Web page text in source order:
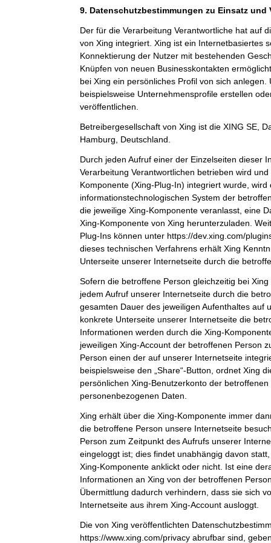
9. Datenschutzbestimmungen zu Einsatz und
Der für die Verarbeitung Verantwortliche hat auf
von Xing integriert. Xing ist ein Internetbasiertes
Konnektierung der Nutzer mit bestehenden
Knüpfen von neuen Businesskontakten
bei Xing ein persönliches Profil von sich anlegen.
beispielsweise Unternehmensprofile erstellen
veröffentlichen.
Betreibergesellschaft von Xing ist die XING SE,
Hamburg, Deutschland.
Durch jeden Aufruf einer der Einzelseiten dieser
Verarbeitung Verantwortlichen betrieben wird
Komponente (Xing-Plug-In) integriert wurde,
informationstechnologischen System der
die jeweilige Xing-Komponente veranlasst, eine
Xing-Komponente von Xing herunterzuladen.
Plug-Ins können unter https://dev.xing.com/
dieses technischen Verfahrens erhält Xing
Unterseite unserer Internetseite durch die
Sofern die betroffene Person gleichzeitig bei
jedem Aufruf unserer Internetseite durch die
gesamten Dauer des jeweiligen Aufenthaltes auf
konkrete Unterseite unserer Internetseite die
Informationen werden durch die Xing-
jeweiligen Xing-Account der betroffenen Person
Person einen der auf unserer Internetseite
beispielsweise den „Share“-Button, ordnet Xing
persönlichen Xing-Benutzerkonto der
personenbezogenen Daten.
Xing erhält über die Xing-Komponente immer
die betroffene Person unsere Internetseite
Person zum Zeitpunkt des Aufrufs unserer
eingeloggt ist; dies findet unabhängig davon
Xing-Komponente anklickt oder nicht. Ist eine
Informationen an Xing von der betroffenen
Übermittlung dadurch verhindern, dass sie sich
Internetseite aus ihrem Xing-Account ausloggt.
Die von Xing veröffentlichten
https://www.xing.com/privacy abrufbar sind,